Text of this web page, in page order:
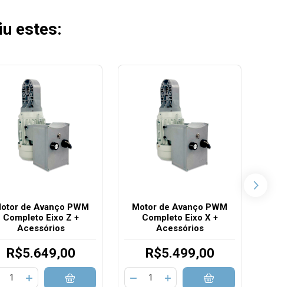
estes:
de Avanço PWM
Completo Eixo Z +
Acessórios
R$5.649,00
Motor de Avanço PWM
Completo Eixo X +
Acessórios
R$5.499,00